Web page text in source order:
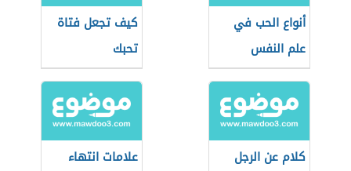
أنواع الحب في
علم النفس
كيف تجعل فتاة
تحبك
كلام عن الرجل
علامات انتهاء